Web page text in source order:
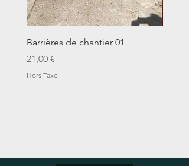
Barrières de chantier 01
Prix
21,00 €
Hors Taxe